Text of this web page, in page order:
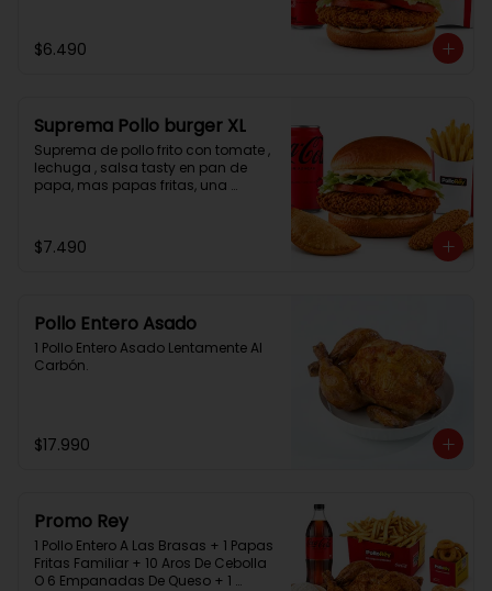
$6.490
Suprema Pollo burger XL
Suprema de pollo frito con tomate ,
lechuga , salsa tasty en pan de
papa, mas papas fritas, una
$7.490
Pollo Entero Asado
1 Pollo Entero Asado Lentamente Al
Carbón.
$17.990
Promo Rey
1 Pollo Entero A Las Brasas + 1 Papas
Fritas Familiar + 10 Aros De Cebolla
O 6 Empanadas De Queso + 1